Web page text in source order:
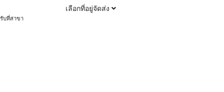
เลือกที่อยู่จัดส่ง
รับที่สาขา